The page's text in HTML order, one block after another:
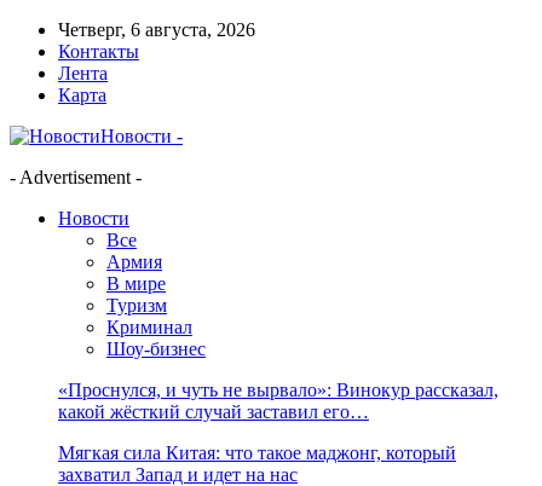
Четверг, 6 августа, 2026
Контакты
Лента
Карта
Новости -
- Advertisement -
Новости
Все
Армия
В мире
Туризм
Криминал
Шоу-бизнес
«Проснулся, и чуть не вырвало»: Винокур рассказал,
какой жёсткий случай заставил его…
Мягкая сила Китая: что такое маджонг, который
захватил Запад и идет на нас